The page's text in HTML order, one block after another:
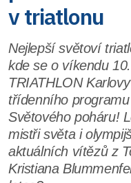
v triatlonu
Nejlepší světoví
kde se o víkendu
TRIATHLON
třídenního
Světového poháru!
mistři světa i
aktuálních vítězů z
Kristiana